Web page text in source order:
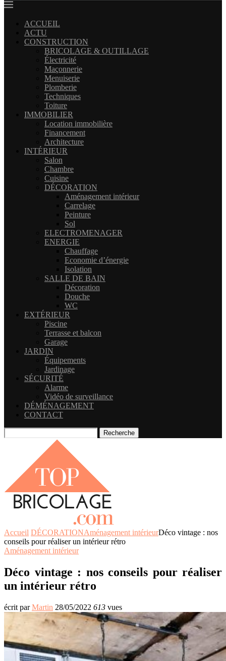
ACCUEIL
ACTU
CONSTRUCTION
BRICOLAGE & OUTILLAGE
Électricité
Maçonnerie
Menuiserie
Plomberie
Techniques
Toiture
IMMOBILIER
Location immobilière
Financement
Architecture
INTÉRIEUR
Salon
Chambre
Cuisine
DÉCORATION
Aménagement intérieur
Carrelage
Peinture
Sol
ELECTROMENAGER
ENERGIE
Chauffage
Economie d’énergie
Isolation
SALLE DE BAIN
Décoration
Douche
WC
EXTÉRIEUR
Piscine
Terrasse et balcon
Garage
JARDIN
Équipements
Jardinage
SÉCURITÉ
Alarme
Vidéo de surveillance
DÉMÉNAGEMENT
CONTACT
Recherche
Accueil DÉCORATIONAménagement intérieurDéco vintage : nos
conseils pour réaliser un intérieur rétro
Aménagement intérieur
Déco vintage : nos conseils pour réaliser
un intérieur rétro
écrit parMartin 28/05/2022 613 vues